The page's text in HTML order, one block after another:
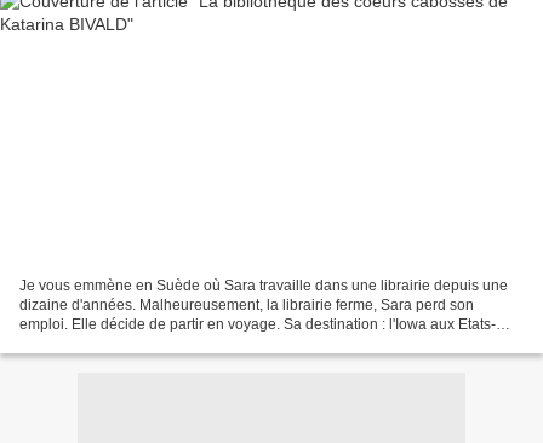
Je vous emmène en Suède où Sara travaille dans une librairie depuis une
dizaine d'années. Malheureusement, la librairie ferme, Sara perd son
emploi. Elle décide de partir en voyage. Sa destination : l'Iowa aux Etats-